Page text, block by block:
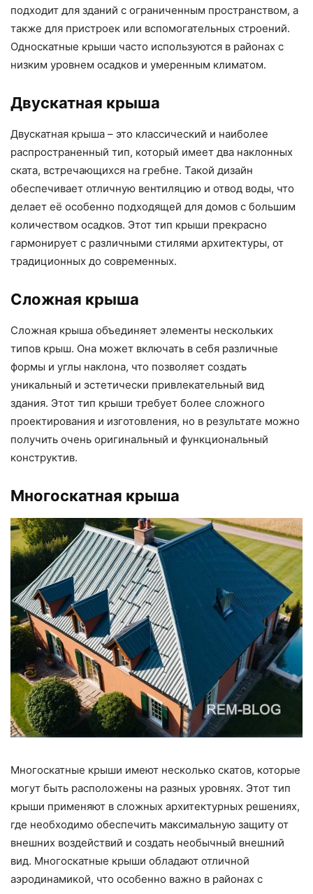
подходит для зданий с ограниченным пространством, а
также для пристроек или вспомогательных строений.
Односкатные крыши часто используются в районах с
низким уровнем осадков и умеренным климатом.
Двускатная крыша
Двускатная крыша – это классический и наиболее
распространенный тип, который имеет два наклонных
ската, встречающихся на гребне. Такой дизайн
обеспечивает отличную вентиляцию и отвод воды, что
делает её особенно подходящей для домов с большим
количеством осадков. Этот тип крыши прекрасно
гармонирует с различными стилями архитектуры, от
традиционных до современных.
Сложная крыша
Сложная крыша объединяет элементы нескольких
типов крыш. Она может включать в себя различные
формы и углы наклона, что позволяет создать
уникальный и эстетически привлекательный вид
здания. Этот тип крыши требует более сложного
проектирования и изготовления, но в результате можно
получить очень оригинальный и функциональный
конструктив.
Многоскатная крыша
Многоскатные крыши имеют несколько скатов, которые
могут быть расположены на разных уровнях. Этот тип
крыши применяют в сложных архитектурных решениях,
где необходимо обеспечить максимальную защиту от
внешних воздействий и создать необычный внешний
вид. Многоскатные крыши обладают отличной
аэродинамикой, что особенно важно в районах с